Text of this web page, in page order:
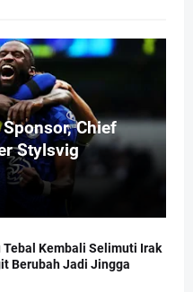
Chief
Stylsvig
Tebal Kembali Selimuti Irak
Berubah Jadi Jingga